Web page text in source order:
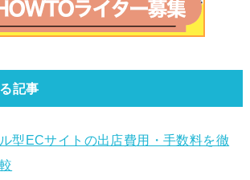
記事
型ECサイトの出店費用・手数料を徹